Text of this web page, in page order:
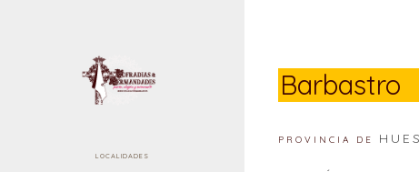
LOCALIDADES
Barbastro
PROVINCIA DE